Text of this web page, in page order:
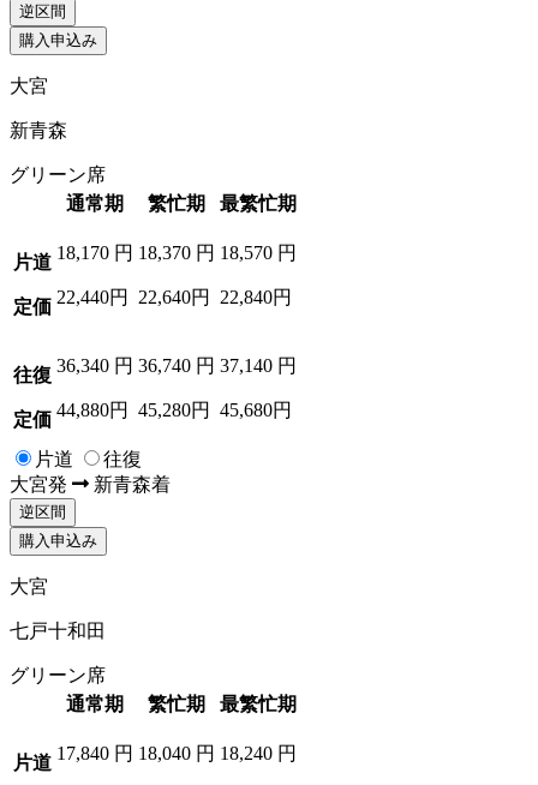
逆区間
購入申込み
大宮
新青森
グリーン席
通常期
繁忙期 最繁忙期
片道
定価
18,170 円
22,440円
18,370 円
22,640円
18,570 円
22,840円
往復
定価
36,340 円
44,880円
36,740 円
45,280円
37,140 円
45,680円
片道
往復
大宮発 新青森着
逆区間
購入申込み
大宮
七戸十和田
グリーン席
通常期
繁忙期 最繁忙期
片道 17,840 円 18,040 円 18,240 円